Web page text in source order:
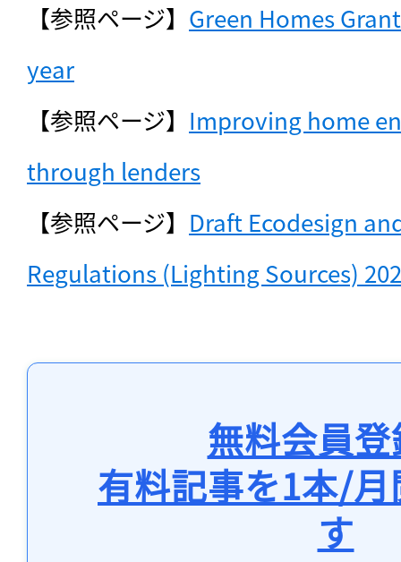
【参照ページ】 Green Homes
year
【参照ページ】 Improving home
through lenders
【参照ページ】 Draft Ecodesign
Regulations (Lighting Sources)
無料会員
有料記事を1本/
す